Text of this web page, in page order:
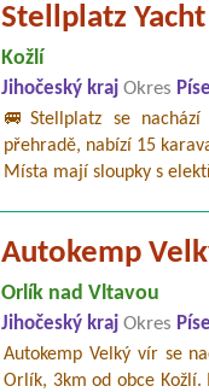
Stellplatz
Kožlí
Jihočeský krajOkres
🚐Stellplatz se
přehradě, nabízí 15
Místa mají sloupky s
Autokemp
Orlík nad Vltavou
Jihočeský krajOkres
Autokemp Velký vír se
Orlík, 3km od obce